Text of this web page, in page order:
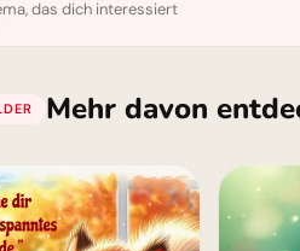
das dich interessiert
Mehr davon